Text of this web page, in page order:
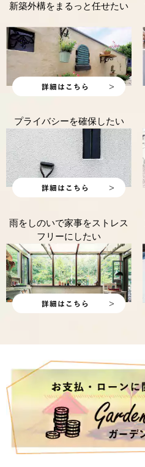
新築外構をまるっと任せたい
プライバシーを確保したい
雨をしのいで家事をストレス
フリーにしたい